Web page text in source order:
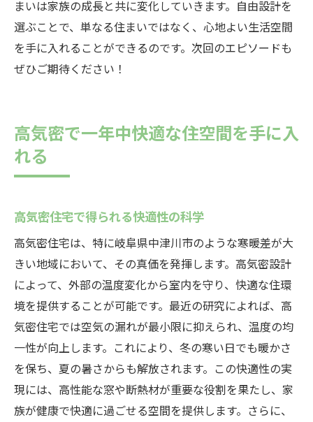
まいは家族の成長と共に変化していきます。自由設計を
選ぶことで、単なる住まいではなく、心地よい生活空間
を手に入れることができるのです。次回のエピソードも
ぜひご期待ください！
高気密で一年中快適な住空間を手に入
れる
高気密住宅で得られる快適性の科学
高気密住宅は、特に岐阜県中津川市のような寒暖差が大
きい地域において、その真価を発揮します。高気密設計
によって、外部の温度変化から室内を守り、快適な住環
境を提供することが可能です。最近の研究によれば、高
気密住宅では空気の漏れが最小限に抑えられ、温度の均
一性が向上します。これにより、冬の寒い日でも暖かさ
を保ち、夏の暑さからも解放されます。この快適性の実
現には、高性能な窓や断熱材が重要な役割を果たし、家
族が健康で快適に過ごせる空間を提供します。さらに、